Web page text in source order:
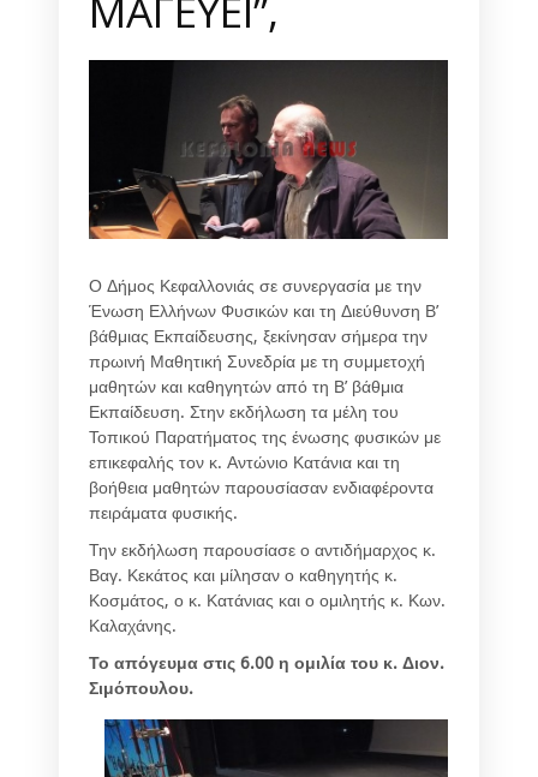
Ο Δήμος Κεφαλλονιάς σε συνεργασία με την
Ένωση Ελλήνων Φυσικών και τη Διεύθυνση Β’
βάθμιας Εκπαίδευσης, ξεκίνησαν σήμερα την
πρωινή Μαθητική Συνεδρία με τη συμμετοχή
μαθητών και καθηγητών από τη Β’ βάθμια
Εκπαίδευση. Στην εκδήλωση τα μέλη του
Τοπικού Παρατήματος της ένωσης φυσικών με
επικεφαλής τον κ. Αντώνιο Κατάνια και τη
βοήθεια μαθητών παρουσίασαν ενδιαφέροντα
πειράματα φυσικής.
Την εκδήλωση παρουσίασε ο αντιδήμαρχος κ.
Βαγ. Κεκάτος και μίλησαν ο καθηγητής κ.
Κοσμάτος, ο κ. Κατάνιας και ο ομιλητής κ. Κων.
Καλαχάνης.
Το απόγευμα στις 6.00 η ομιλία του κ. Διον.
Σιμόπουλου.